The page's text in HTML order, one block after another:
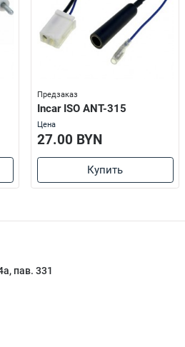
Предзаказ
Incar ISO ANT-315
Цена
27.00 BYN
Купить
пав. 331